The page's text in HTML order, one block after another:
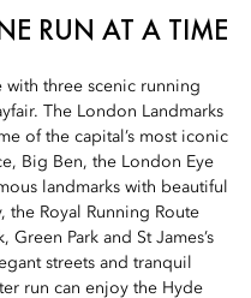
RUN AT A TIME
with three scenic running
The London Landmarks
of the capital’s most iconic
Big Ben, the London Eye
landmarks with beautiful
the Royal Running Route
Park and St James’s
streets and tranquil
run can enjoy the Hyde